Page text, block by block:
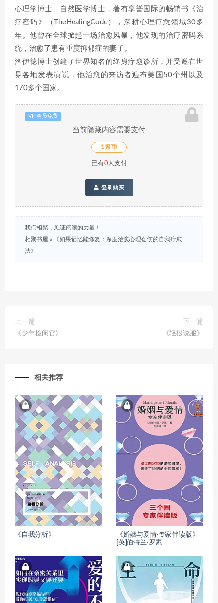
心理学博士、自然医学博士，著有享誉国际的畅销书《治
疗密码》（TheHealingCode），深耕心理疗愈领域30多
年。他曾在全球掀起一场治愈风暴，他发现的治疗密码系
统，治愈了患有重度抑郁症的妻子。
洛伊德博士创建了世界知名的终身疗愈诊所，并受邀在世
界各地发表演说，他治愈的来访者遍布美国50个州以及
170多个国家。
VIP会员免费
当前隐藏内容需要支付
1聚币
已有0人支付
登录购买
我们相聚，见证阅读的力量！
相聚书屋 »
《如果记忆能修复：深度治愈心理创伤的自我疗愈
法》
上一篇
《少年检阅官》
下一篇
《轻松说服》
相关推荐
《自我分析》
《婚姻与爱情·专家伴读版》
[英]伯特兰·罗素